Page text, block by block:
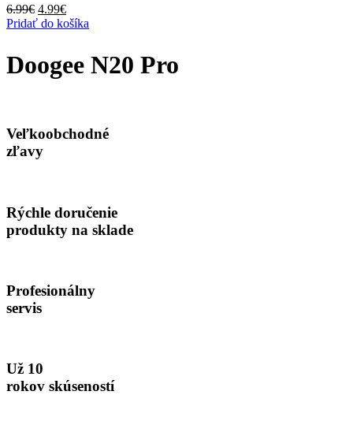
6.99€ Pôvodná
cena
4.99€Aktuálna
cena
Pridať do košíka
Doogee N20 Pro
Veľkoobchodné
zľavy
Rýchle doručenie
produkty na sklade
Profesionálny
servis
Už 10
rokov skúseností